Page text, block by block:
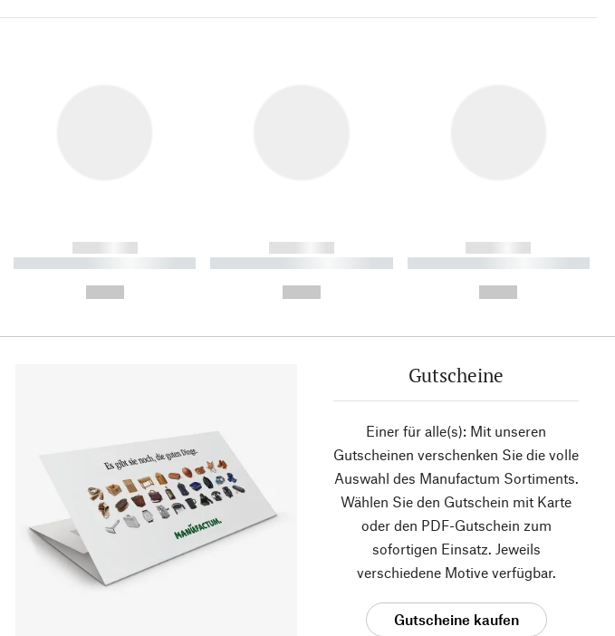
------------
----------- ----------- ----------
------------
----------- ----------- ----------
------------
----------- ----------- ----------
Gutscheine
Einer für alle(s): Mit unseren
Gutscheinen verschenken Sie die volle
Auswahl des Manufactum Sortiments.
Wählen Sie den Gutschein mit Karte
oder den PDF-Gutschein zum
sofortigen Einsatz. Jeweils
verschiedene Motive verfügbar.
Gutscheine kaufen